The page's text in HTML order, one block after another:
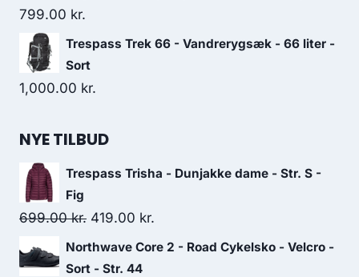
799.00 kr.
Trespass Trek 66 - Vandrerygsæk - 66 liter -
Sort
1,000.00 kr.
NYE TILBUD
Trespass Trisha - Dunjakke dame - Str. S -
Fig
699.00kr. Original
price
was:
419.00 kr.
price
Northwave Core 2 - Road Cykelsko - Velcro -
Sort - Str. 44